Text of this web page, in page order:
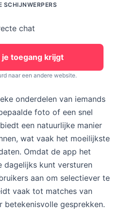
SCHIJNWERPERS
chat
je toegang krijgt
naar een andere website.
onderdelen van iemands
foto of een snel
een natuurlijke manier
wat vaak het moeilijkste
Omdat de app het
dagelijks kunt versturen
aan om selectiever te
vaak tot matches van
betekenisvolle gesprekken.